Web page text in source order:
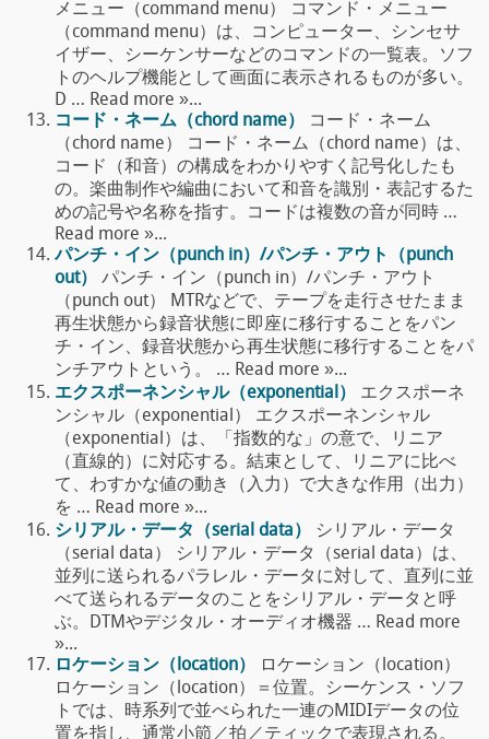
メニュー（command menu） コマンド・メニュー
（command menu）は、コンピューター、シンセサ
イザー、シーケンサーなどのコマンドの一覧表。ソフ
トのヘルプ機能として画面に表示されるものが多い。
D … Read more »...
コード・ネーム（chord name）
コード・ネーム
（chord name） コード・ネーム（chord name）は、
コード（和音）の構成をわかりやすく記号化したも
の。楽曲制作や編曲において和音を識別・表記するた
めの記号や名称を指す。コードは複数の音が同時 …
Read more »...
パンチ・イン（punch in）/パンチ・アウト（punch
out）
パンチ・イン（punch in）/パンチ・アウト
（punch out） MTRなどで、テープを走行させたまま
再生状態から録音状態に即座に移行することをパン
チ・イン、録音状態から再生状態に移行することをパ
ンチアウトという。 … Read more »...
エクスポーネンシャル（exponential）
エクスポーネ
ンシャル（exponential） エクスポーネンシャル
（exponential）は、「指数的な」の意で、リニア
（直線的）に対応する。結束として、リニアに比べ
て、わすかな値の動き（入力）で大きな作用（出力）
を … Read more »...
シリアル・データ（serial data）
シリアル・データ
（serial data） シリアル・データ（serial data）は、
並列に送られるパラレル・データに対して、直列に並
べて送られるデータのことをシリアル・データと呼
ぶ。DTMやデジタル・オーディオ機器 … Read more
»...
ロケーション（location）
ロケーション（location）
ロケーション（location）＝位置。シーケンス・ソフ
トでは、時系列で並べられた一連のMIDIデータの位
置を指し、通常小節／拍／ティックで表現される。